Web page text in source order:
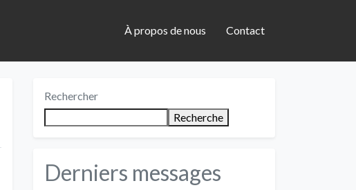
À propos de nous Contact
Rechercher
Recherche
Derniers messages